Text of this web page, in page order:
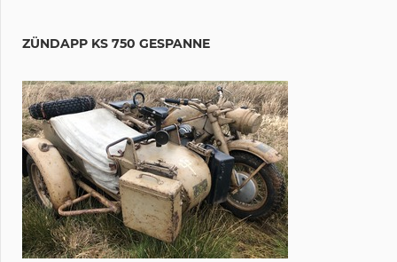
ZÜNDAPP KS 750 GESPANNE